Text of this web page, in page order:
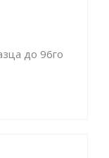
до 96го